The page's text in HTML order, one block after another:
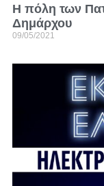
Η πόλη των
Δημάρχου
09/05/2021